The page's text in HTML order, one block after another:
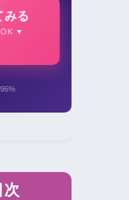
みる
OK ▼